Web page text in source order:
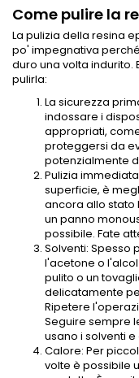
Come pulire la
La pulizia della resina
po' impegnativa
duro una volta indurito.
pulirla:
La sicurezza
indossare i
appropriati,
proteggersi da
potenzialmente
Pulizia
superficie, è
ancora allo stato
un panno
possibile. Fate
Solventi: Spesso
l'acetone o
pulito o un
delicatamente
Ripetere
Seguire sempre
usano i solventi
Calore: Per
volte è possibile